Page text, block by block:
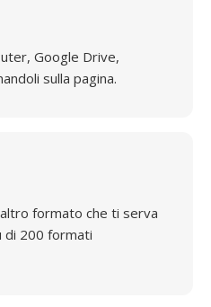
Google Drive,
sulla pagina.
formato che ti serva
di 200 formati